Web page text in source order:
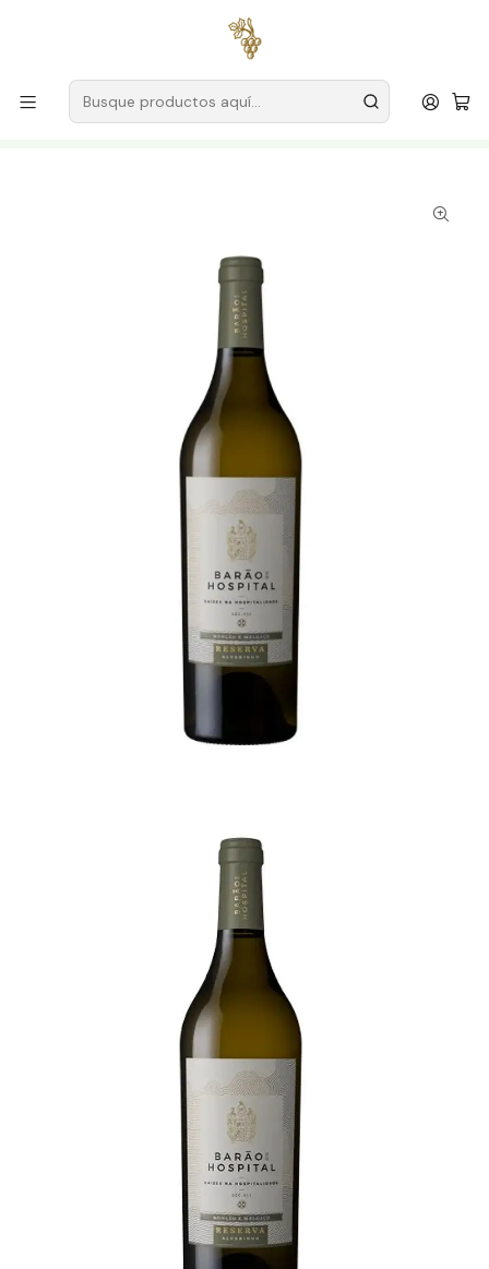
para pedidos superiores a
Productores
Vino Verde (Monção & Melgaço)
Barón del Hospital
Barão do Hospital Alvarinho Reserva 2020 Vinho Verde
Branco 75cl